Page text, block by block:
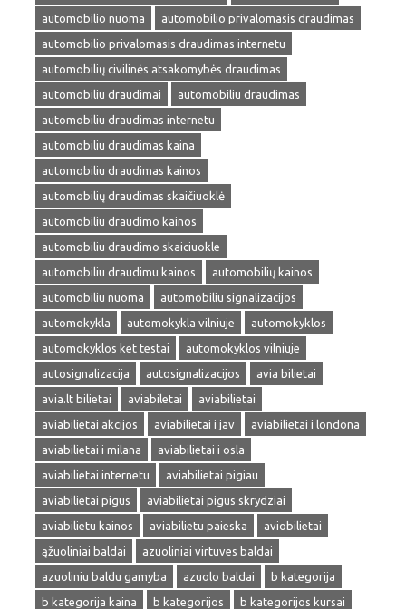
automobilio nuoma
automobilio privalomasis draudimas
automobilio privalomasis draudimas internetu
automobilių civilinės atsakomybės draudimas
automobiliu draudimai
automobiliu draudimas
automobiliu draudimas internetu
automobiliu draudimas kaina
automobiliu draudimas kainos
automobilių draudimas skaičiuoklė
automobiliu draudimo kainos
automobiliu draudimo skaiciuokle
automobiliu draudimu kainos
automobilių kainos
automobiliu nuoma
automobiliu signalizacijos
automokykla
automokykla vilniuje
automokyklos
automokyklos ket testai
automokyklos vilniuje
autosignalizacija
autosignalizacijos
avia bilietai
avia.lt bilietai
aviabiletai
aviabilietai
aviabilietai akcijos
aviabilietai i jav
aviabilietai i londona
aviabilietai i milana
aviabilietai i osla
aviabilietai internetu
aviabilietai pigiau
aviabilietai pigus
aviabilietai pigus skrydziai
aviabilietu kainos
aviabilietu paieska
aviobilietai
ąžuoliniai baldai
azuoliniai virtuves baldai
azuoliniu baldu gamyba
azuolo baldai
b kategorija
b kategorija kaina
b kategorijos
b kategorijos kursai